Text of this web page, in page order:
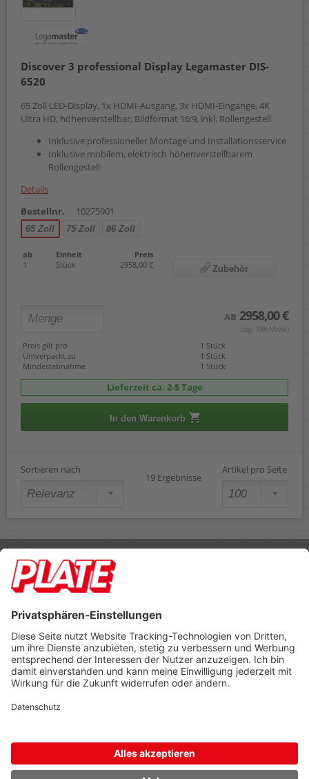
Discover 3 professional Display Legamaster DIS-
6520
65 Zoll LED-Display, 1x HDMI-Ausgang, 3x HDMI-Eingänge, 4K
Ultra HD, höhenverstellbar, Bildformat 16:9, inkl. Rollengestell
Inklusive professioneller Montage und Installationsservice
Inklusive mobilem, elektrisch höhenverstellbarem
Rollengestell
Details
Bestellnr.
10275901
65 Zoll 75 Zoll 86 Zoll
ab Einheit
Preis
1
Stück 2958,00 € Zubehör
AB 2958,00 €
(zzgl. 19% Mwst.)
Preis gilt pro
1 Stück
Umverpackt zu
1 Stück
Mindestabnahme
1 Stück
Lieferzeit ca. 2-5 Tage
In den Warenkorb
Sortieren nach
19 Ergebnisse
Artikel pro Seite
Rufen Sie uns an 04298 401-0
Lieferbedingungen Impressum
Footer anzeigen
PLATE Büromaterial Vertriebs GmbH
Hilligenwarf 5